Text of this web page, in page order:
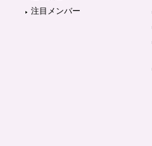
注目メンバー